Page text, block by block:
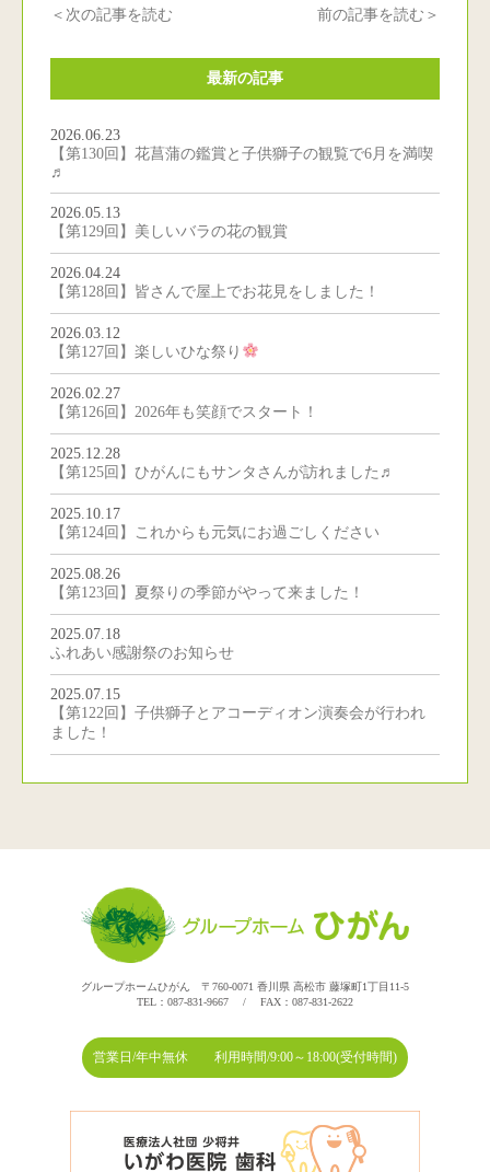
前の記事を読む＞
＜次の記事を読む
最新の記事
2026.06.23
【第130回】花菖蒲の鑑賞と子供獅子の観覧で6月を満喫
♬
2026.05.13
【第129回】美しいバラの花の観賞
2026.04.24
【第128回】皆さんで屋上でお花見をしました！
2026.03.12
【第127回】楽しいひな祭り
2026.02.27
【第126回】2026年も笑顔でスタート！
2025.12.28
【第125回】ひがんにもサンタさんが訪れました♬
2025.10.17
【第124回】これからも元気にお過ごしください
2025.08.26
【第123回】夏祭りの季節がやって来ました！
2025.07.18
ふれあい感謝祭のお知らせ
2025.07.15
【第122回】子供獅子とアコーディオン演奏会が行われ
ました！
グループホームひがん 〒760-0071 香川県 高松市 藤塚町1丁目11-5
TEL：087-831-9667 / FAX：087-831-2622
営業日/年中無休 利用時間/9:00～18:00(受付時間)